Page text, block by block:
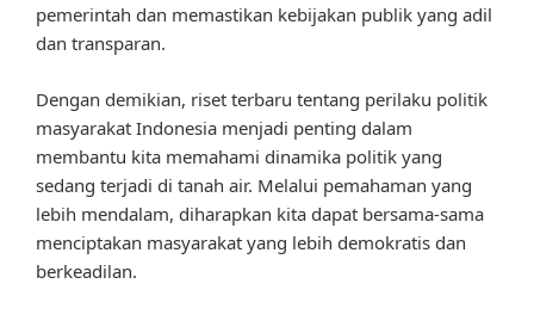
pemerintah dan memastikan kebijakan publik yang adil
dan transparan.
Dengan demikian, riset terbaru tentang perilaku politik
masyarakat Indonesia menjadi penting dalam
membantu kita memahami dinamika politik yang
sedang terjadi di tanah air. Melalui pemahaman yang
lebih mendalam, diharapkan kita dapat bersama-sama
menciptakan masyarakat yang lebih demokratis dan
berkeadilan.